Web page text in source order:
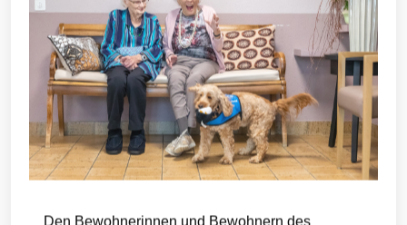
Alterszentrum Blumenheim soll es nach